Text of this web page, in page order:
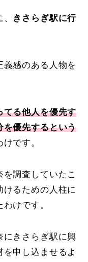
きさらぎ駅に行
感のある人物を
てる他人を優先す
を優先するという
です。
調査していたこ
けるための人柱に
けです。
にきさらぎ駅に興
申し込ませるよ